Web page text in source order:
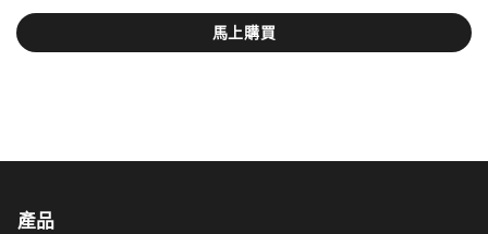
馬上購買
產品